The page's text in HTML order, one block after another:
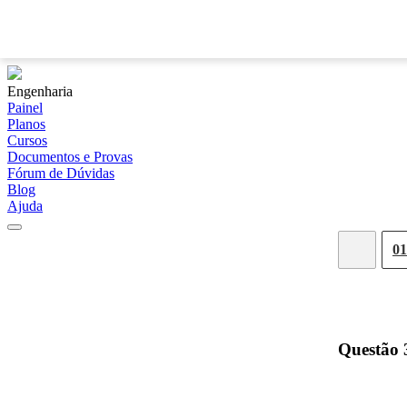
Engenharia
Painel
Planos
Cursos
Documentos e Provas
Fórum de Dúvidas
Blog
Ajuda
01
Questão